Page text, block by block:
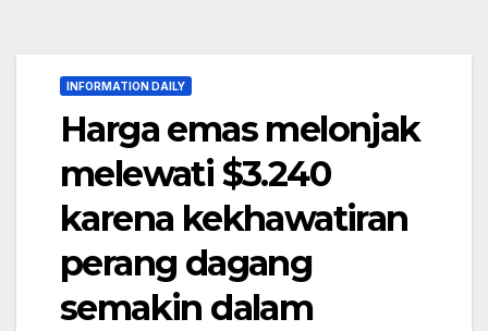
INFORMATION DAILY
Harga emas melonjak
melewati $3.240
karena kekhawatiran
perang dagang
semakin dalam